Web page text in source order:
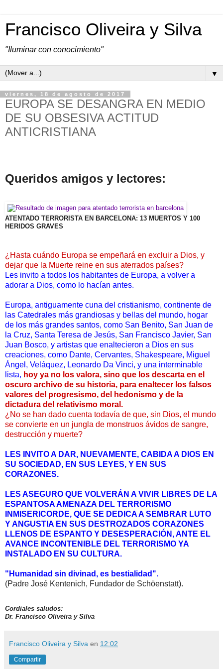
Francisco Oliveira y Silva
"Iluminar con conocimiento"
▼
viernes, 18 de agosto de 2017
EUROPA SE DESANGRA EN MEDIO
DE SU OBSESIVA ACTITUD
ANTICRISTIANA
Queridos amigos y lectores:
ATENTADO TERRORISTA EN BARCELONA: 13 MUERTOS Y 100
HERIDOS GRAVES
¿Hasta cuándo Europa se empeñará en excluir a Dios, y
dejar que la Muerte reine en sus aterrados países?
Les invito a todos los habitantes de Europa, a volver a
adorar a Dios, como lo hacían antes.
Europa, antiguamente cuna del cristianismo, continente de
las Catedrales más grandiosas y bellas del mundo, hogar
de los más grandes santos, como San Benito, San Juan de
la Cruz, Santa Teresa de Jesús, San Francisco Javier, San
Juan Bosco, y artistas que enaltecieron a Dios en sus
creaciones, como Dante, Cervantes, Shakespeare, Miguel
Ángel, Veláquez, Leonardo Da Vinci, y una interminable
lista, hoy ya no los valora, sino que los descarta en el
oscuro archivo de su historia, para enaltecer los falsos
valores del progresismo, del hedonismo y de la
dictadura del relativismo moral.
¿No se han dado cuenta todavía de que, sin Dios, el mundo
se convierte en un jungla de monstruos ávidos de sangre,
destrucción y muerte?
LES INVITO A DAR, NUEVAMENTE, CABIDA A DIOS EN
SU SOCIEDAD, EN SUS LEYES, Y EN SUS
CORAZONES.
LES ASEGURO QUE VOLVERÁN A VIVIR LIBRES DE LA
ESPANTOSA AMENAZA DEL TERRORISMO
INMISERICORDE, QUE SE DEDICA A SEMBRAR LUTO
Y ANGUSTIA EN SUS DESTROZADOS CORAZONES
LLENOS DE ESPANTO Y DESESPERACIÓN, ANTE EL
AVANCE INCONTENIBLE DEL TERRORISMO YA
INSTALADO EN SU CULTURA.
"Humanidad sin divinad, es bestialidad".
(Padre José Kentenich, Fundador de Schöenstatt).
Cordiales saludos:
Dr. Francisco Oliveira y Silva
Francisco Oliveira y Silva en 12:02
Compartir